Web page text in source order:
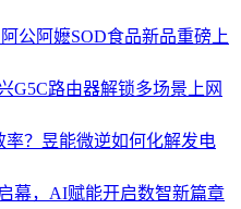
公阿嬷SOD食品新品重磅上
G5C路由器解锁多场景上网
率？昱能微逆如何化解发电
幕，AI赋能开启数智新篇章